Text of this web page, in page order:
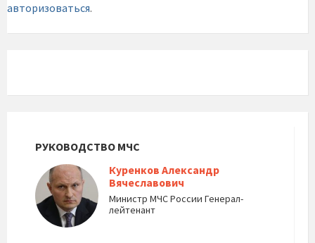
авторизоваться.
РУКОВОДСТВО МЧС
Куренков Александр
Вячеславович
Министр МЧС России Генерал-
лейтенант